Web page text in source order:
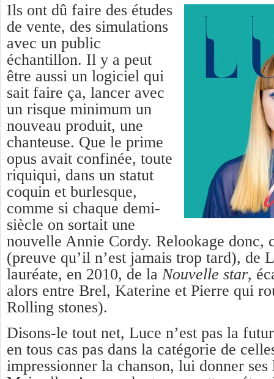
Ils ont dû faire des études
de vente, des simulations
avec un public
échantillon. Il y a peut
être aussi un logiciel qui
sait faire ça, lancer avec
un risque minimum un
nouveau produit, une
chanteuse. Que le prime
opus avait confinée, toute
riquiqui, dans un statut
coquin et burlesque,
comme si chaque demi-
siècle on sortait une
nouvelle Annie Cordy. Relookage donc,
(preuve qu’il n’est jamais trop tard), de
lauréate, en 2010, de la Nouvelle star,
alors entre Brel, Katerine et Pierre qui
Rolling stones).
Disons-le tout net, Luce n’est pas la
en tous cas pas dans la catégorie de
impressionner la chanson, lui donner ses